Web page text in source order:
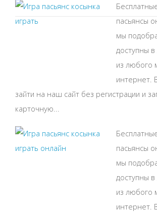
пасьянсы
мы
доступны
из любого
интернет.
зайти на наш сайт без регистрации и
карточную...
пасьянсы
мы
доступны
из любого
интернет.